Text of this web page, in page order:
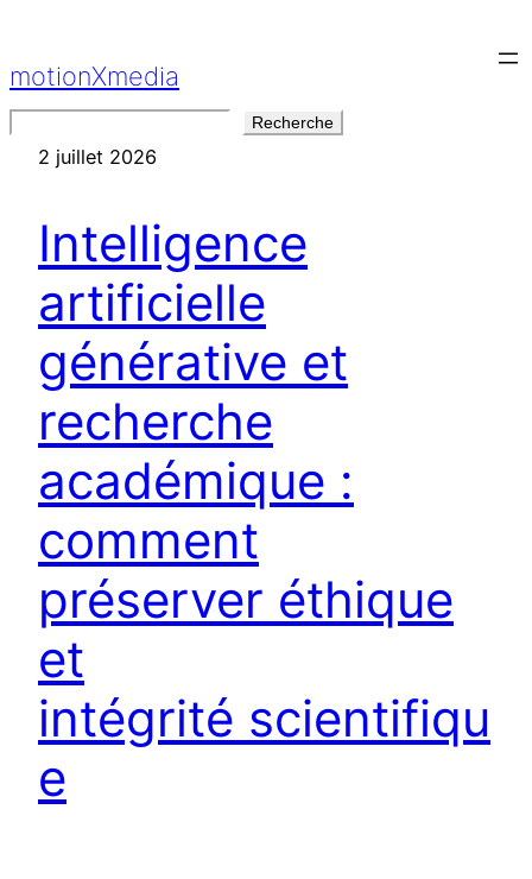
contenu
motionXmedia
Recherche
2 juillet 2026
Intelligence
artificielle
générative et
recherche
académique :
comment
préserver éthique
et
intégrité scientifiqu
e